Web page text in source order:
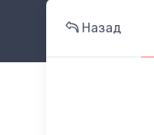
Назад